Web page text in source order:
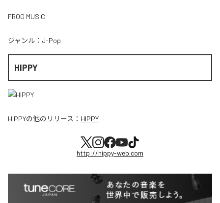
FROG MUSIC
ジャンル： J-Pop
HIPPY
HIPPYの他のリリース： HIPPY
http://hippy-web.com